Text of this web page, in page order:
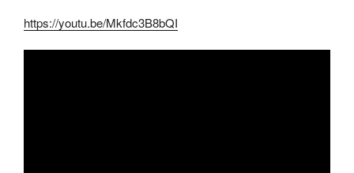
https://youtu.be/Mkfdc3B8bQI